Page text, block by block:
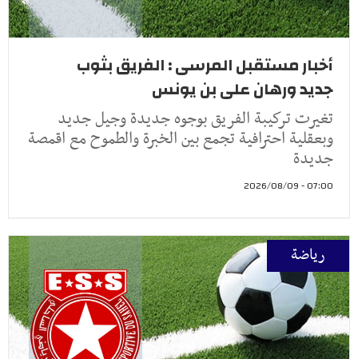
أخبار مستقبل المرسى : الفريق بثوب
جديد ورهان على بن يونس
تغيرت تركيبة الفريق بوجوه جديدة وجيل جديد
وبعقلية احترافية تجمع بين الخبرة والطموح مع اقمصة
جديدة
07:00 - 2026/08/09
رياضة